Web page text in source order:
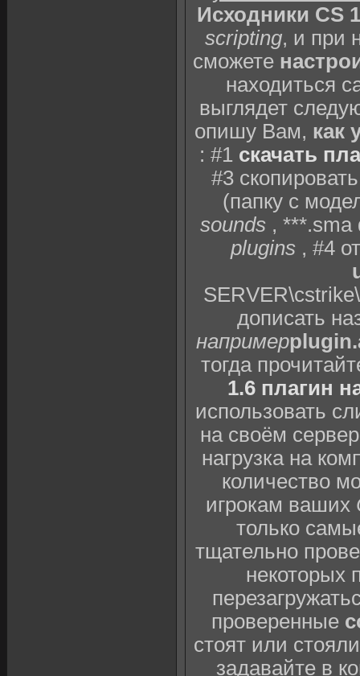
Исходники CS
scripting, и при
сможете
находиться
выглядет
опишу Вам, как
: #1 скачать
#3
(папку с
sounds,
plugins, #4
дописать
например
тогда
1.6 плагин
использовать
на своём
нагрузка на
количество
игрокам ваших
только
тщательно
некоторых
проверенные
стоят или
задавайте в